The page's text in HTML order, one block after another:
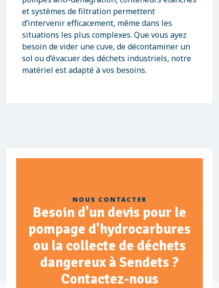
et systèmes de filtration permettent
d’intervenir efficacement, même dans les
situations les plus complexes. Que vous ayez
besoin de vider une cuve, de décontaminer un
sol ou d’évacuer des déchets industriels, notre
matériel est adapté à vos besoins.
NOUS CONTACTER
Besoin d'un devis pour le
pompage d'hydrocarbures
ou la collecte de déchets
dangereux à Sendets ?
Contactez-nous